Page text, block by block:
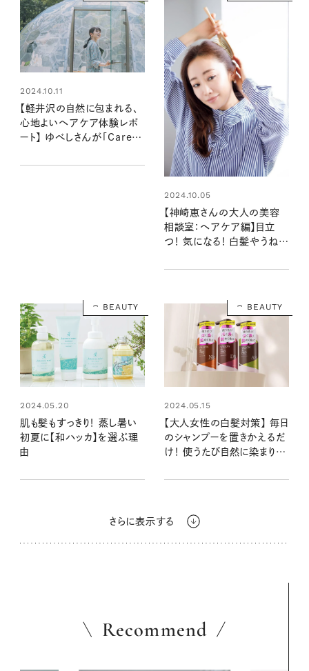
2024.10.11
【軽井沢の自然に包まれる、
心地よいヘアケア体験レポ
ート】 ゆべしさんが「Care
ってきました！
2024.10.05
【神崎恵さんの大人の美容
相談室：ヘアケア編】目立
つ！ 気になる！ 白髪やうね
女性の悩みにお答え！
BEAUTY
2024.05.20
肌も髪もすっきり！ 蒸し暑い
初夏に【和ハッカ】を選ぶ理
由
BEAUTY
2024.05.15
【大人女性の白髪対策】 毎日
のシャンプーを置きかえるだ
け！ 使うたび自然に染まりツ
さらに表示する
Recommend